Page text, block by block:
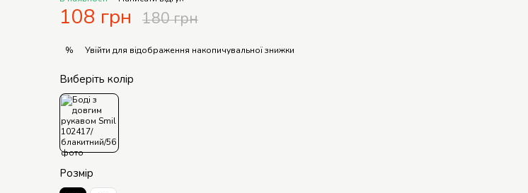
108 грн 180 грн
% Увійти для відображення накопичувальної знижки
Виберіть колір
Розмір